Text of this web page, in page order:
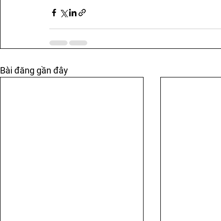
Bài đăng gần đây